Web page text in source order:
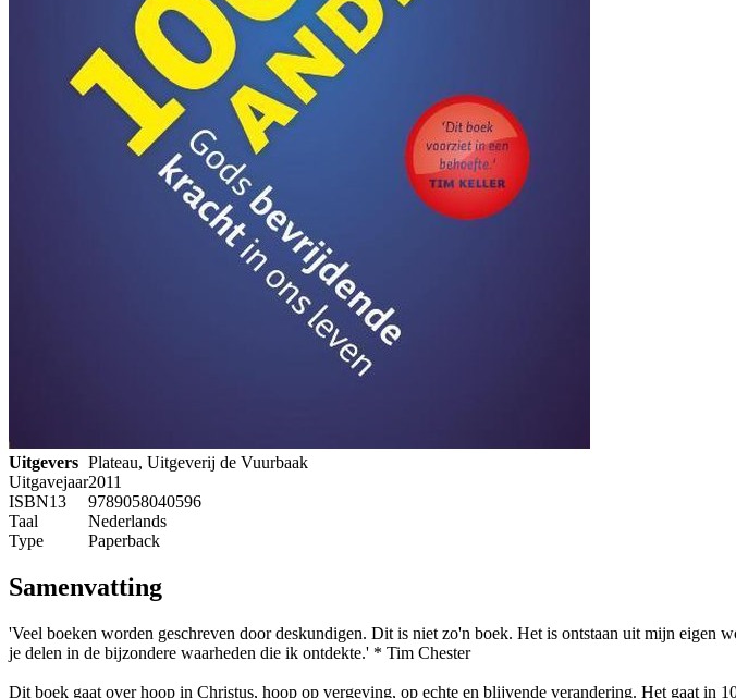
Uitgevers Plateau, Uitgeverij de Vuurbaak
Uitgavejaar2011
ISBN13
9789058040596
Taal
Nederlands
Type
Paperback
Samenvatting
'Veel boeken worden geschreven door deskundigen. Dit is niet zo'n boek. Het is ontstaan uit mijn
je delen in de bijzondere waarheden die ik ontdekte.' * Tim Chester
Dit boek gaat over hoop in Christus, hoop op vergeving, op echte en blijvende verandering. Het gaat in